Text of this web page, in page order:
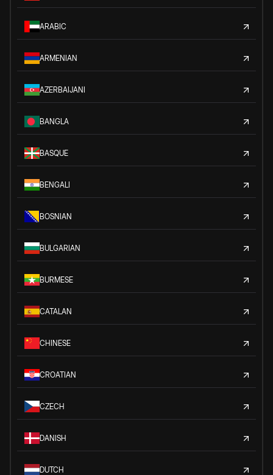
ARABIC
ARMENIAN
AZERBAIJANI
BANGLA
BASQUE
BENGALI
BOSNIAN
BULGARIAN
BURMESE
CATALAN
CHINESE
CROATIAN
CZECH
DANISH
DUTCH